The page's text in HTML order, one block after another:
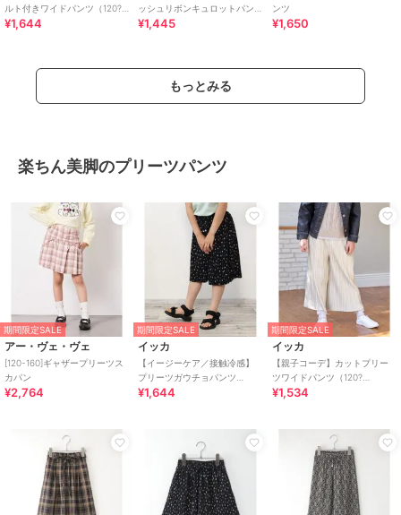
ルト付きワイドパンツ（120?
160cm）【UVカット】
¥1,644
ッシュリボンキュロットパン
ツ（120?160cm）
¥1,445
ンツ
¥1,650
もっとみる
楽ちん美脚のプリーツパンツ
期間限定SALE
アー・ヴェ・ヴェ
[120-160]ギャザープリーツス
カパン
¥2,764
期間限定SALE
イッカ
【イージーケア／接触冷感】
プリーツガウチョパンツ
（120?160cm）【UVカット／
¥1,644
期間限定SALE
イッカ
【親子コーデ】カットプリー
ツワイドパンツ（120?
160cm）
¥1,534